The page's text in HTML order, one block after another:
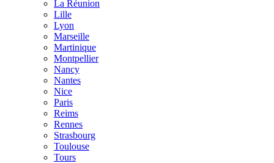
La Réunion
Lille
Lyon
Marseille
Martinique
Montpellier
Nancy
Nantes
Nice
Paris
Reims
Rennes
Strasbourg
Toulouse
Tours